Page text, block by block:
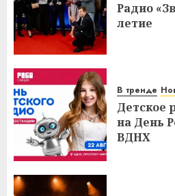
Радио
летие
В тренде
Детское
на День
ВДНХ